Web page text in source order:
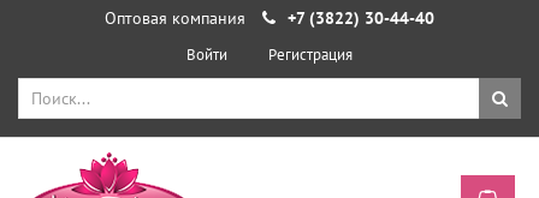
Оптовая компания +7 (3822) 30-44-40
Войти Регистрация